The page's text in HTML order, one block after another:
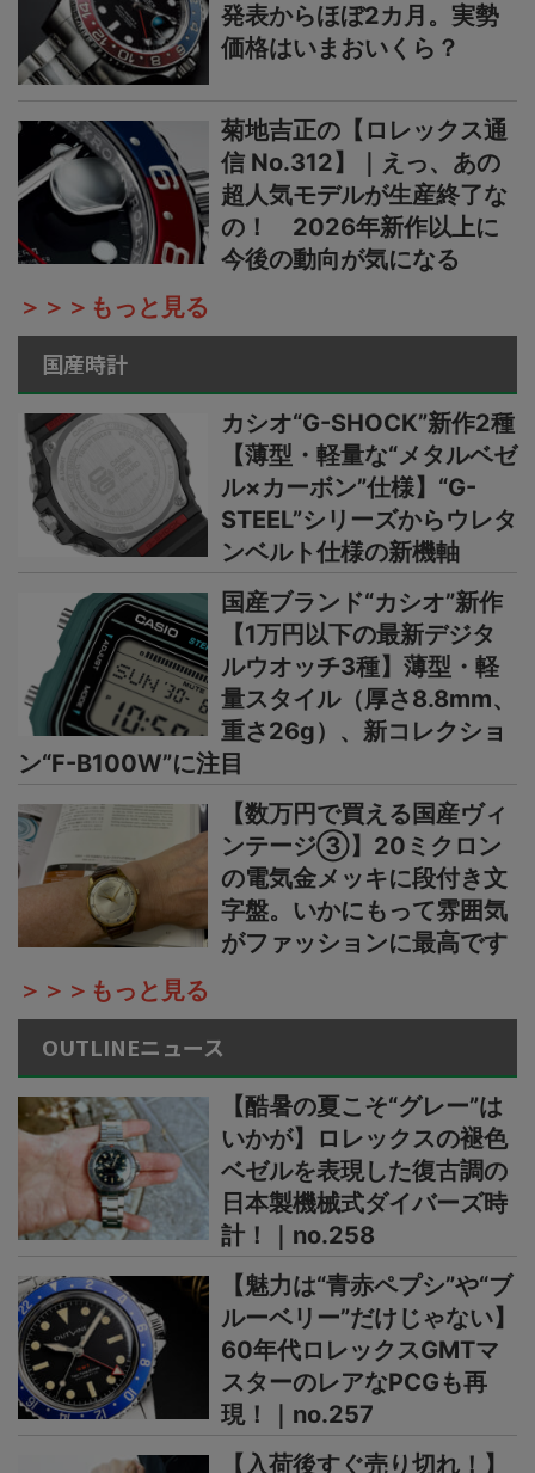
発表からほぼ2カ月。実勢
価格はいまおいくら？
菊地吉正の【ロレックス通
信 No.312】｜えっ、あの
超人気モデルが生産終了な
の！ 2026年新作以上に
今後の動向が気になる
＞＞＞もっと見る
国産時計
カシオ“G-SHOCK”新作2種
【薄型・軽量な“メタルベゼ
ル×カーボン”仕様】“G-
STEEL”シリーズからウレタ
ンベルト仕様の新機軸
国産ブランド“カシオ”新作
【1万円以下の最新デジタ
ルウオッチ3種】薄型・軽
量スタイル（厚さ8.8mm、
重さ26g）、新コレクショ
ン“F-B100W”に注目
【数万円で買える国産ヴィ
ンテージ③】20ミクロン
の電気金メッキに段付き文
字盤。いかにもって雰囲気
がファッションに最高です
＞＞＞もっと見る
OUTLINEニュース
【酷暑の夏こそ“グレー”は
いかが】ロレックスの褪色
ベゼルを表現した復古調の
日本製機械式ダイバーズ時
計！｜no.258
【魅力は“青赤ペプシ”や“ブ
ルーベリー”だけじゃない】
60年代ロレックスGMTマ
スターのレアなPCGも再
現！｜no.257
【入荷後すぐ売り切れ！】